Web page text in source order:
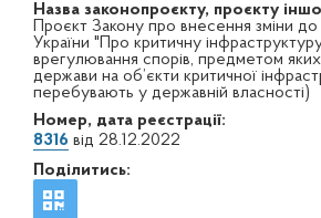
Назва законопроєкту, проєкту
Проєкт Закону про внесення зміни до
України "Про критичну
врегулювання спорів, предметом
держави на об’єкти критичної
перебувають у державній власності)
Номер, дата реєстрації:
8316 від 28.12.2022
Поділитись: